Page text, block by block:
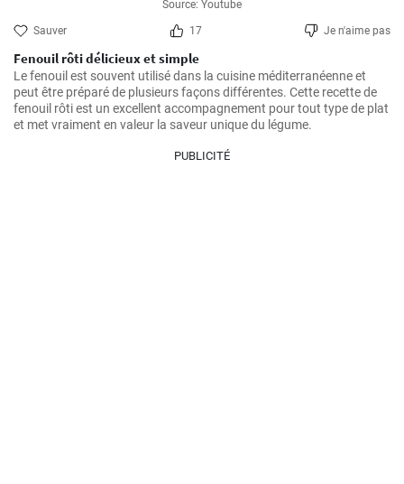
Source: Youtube
Sauver 17 Je n'aime pas
Fenouil rôti délicieux et simple
Le fenouil est souvent utilisé dans la cuisine méditerranéenne et
peut être préparé de plusieurs façons différentes. Cette recette de
fenouil rôti est un excellent accompagnement pour tout type de plat
et met vraiment en valeur la saveur unique du légume.
PUBLICITÉ